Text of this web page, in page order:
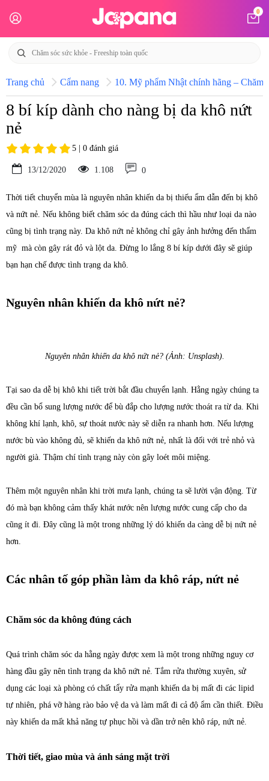
0
Trang chủ Cẩm nang 10. Mỹ phẩm Nhật chính hãng – Chăm
8 bí kíp dành cho nàng bị da khô nứt
nẻ
5 | 0 đánh giá
13/12/2020 1.108 0
Thời tiết chuyển mùa là nguyên nhân khiến da bị thiếu ẩm dẫn đến bị khô
và nứt nẻ. Nếu không biết chăm sóc da đúng cách thì hầu như loại da nào
cũng bị tình trạng này. Da khô nứt nẻ không chỉ gây ảnh hưởng đến thẩm
mỹ mà còn gây rát đỏ và lột da. Đừng lo lắng 8 bí kíp dưới đây sẽ giúp
bạn hạn chế được tình trạng da khô.
Nguyên nhân khiến da khô nứt nẻ?
Nguyên nhân khiến da khô nứt nẻ? (Ảnh: Unsplash).
Tại sao da dễ bị khô khi tiết trời bắt đầu chuyển lạnh. Hằng ngày chúng ta
đều cần bổ sung lượng nước để bù đắp cho lượng nước thoát ra từ da. Khi
không khí lạnh, khô, sự thoát nước này sẽ diễn ra nhanh hơn. Nếu lượng
nước bù vào không đủ, sẽ khiến da khô nứt nẻ, nhất là đối với trẻ nhỏ và
người già. Thậm chí tình trạng này còn gây loét môi miệng.
Thêm một nguyên nhân khi trời mưa lạnh, chúng ta sẽ lười vận động. Từ
đó mà bạn không cảm thấy khát nước nên lượng nước cung cấp cho da
cũng ít đi. Đây cũng là một trong những lý dó khiến da càng dễ bị nứt nẻ
hơn.
Các nhân tố góp phần làm da khô ráp, nứt nẻ
Chăm sóc da không đúng cách
Quá trình chăm sóc da hằng ngày được xem là một trong những nguy cơ
hàng đầu gây nên tình trạng da khô nứt nẻ. Tắm rửa thường xuyên, sử
dụng các loại xà phòng có chất tẩy rửa mạnh khiến da bị mất đi các lipid
tự nhiên, phá vỡ hàng rào bảo vệ da và làm mất đi cả độ ẩm cần thiết. Điều
này khiến da mất khả năng tự phục hồi và dần trở nên khô ráp, nứt nẻ.
Thời tiết, giao mùa và ánh sáng mặt trời